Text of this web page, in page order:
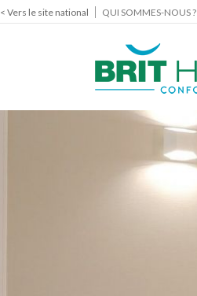
< Vers le site national QUI SOMMES-NOUS ?